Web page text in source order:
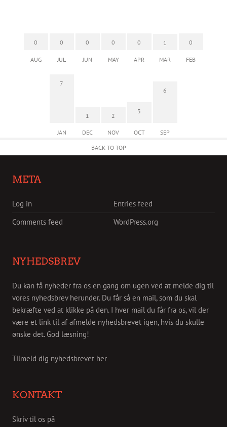
0
AUG
0
JUL
0
JUN
0
MAY
0
APR
1
MAR
0
FEB
7
JAN
1
DEC
2
NOV
3
OCT
6
SEP
BACK TO TOP
META
Log in
Entries feed
Comments feed
WordPress.org
NYHEDSBREV
Du kan få nyheder fra os en gang om ugen ved at melde dig til
vores nyhedsbrev herunder. Du får så en mail, som du skal
bekræfte ved at klikke på den. I hver mail du får fra os, vil der
være et link til af afmelde nyhedsbrevet igen, hvis du skulle
ønske det. God læsning!
Tilmeld dig nyhedsbrevet her
KONTAKT
Skriv til os på